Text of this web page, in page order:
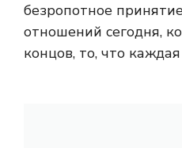
безропотное
отношений сегодня,
концов, то, что